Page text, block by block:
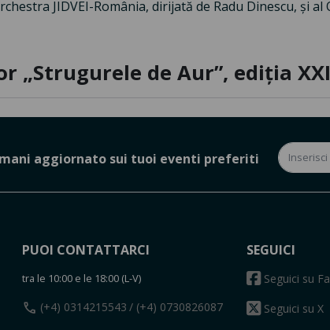
JIDVEI-România, dirijată de Radu Dinescu, și
„Strugurele de Aur”, ediția
aggiornato sui tuoi eventi preferiti
PUOI CONTATTARCI
tra le 10:00 e le 18:00 (L-V)
call (+4) 0314215543 / (+4) 0730826087
SEGUICI
Seguici su
Seguici su X